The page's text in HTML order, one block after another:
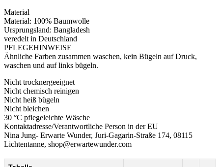
Material
Material: 100% Baumwolle
Ursprungsland: Bangladesh
veredelt in Deutschland
PFLEGEHINWEISE
Ähnliche Farben zusammen waschen, kein Bügeln auf Druck,
waschen und auf links bügeln.
Nicht trocknergeeignet
Nicht chemisch reinigen
Nicht heiß bügeln
Nicht bleichen
30 °C pflegeleichte Wäsche
Kontaktadresse/Verantwortliche Person in der EU
Nina Jung- Erwarte Wunder, Juri-Gagarin-Straße 174, 08115
Lichtentanne, shop@erwartewunder.com